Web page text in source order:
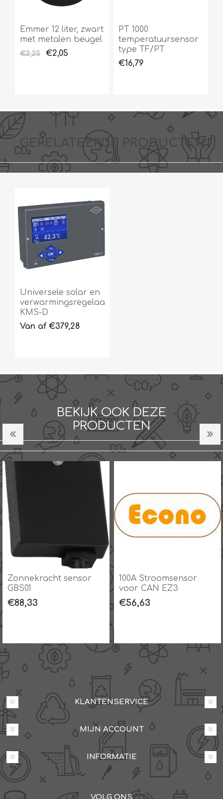
Emmer 12 liter, zwart
met metalen beugel
€2,25 €2,05
PT 1000
temperatuursensor
type TF/PT
€16,79
GERELATEERDE PRODUCTEN
Universele solar en
verwarmingsregelaar
KMS-D
Van af €379,28
BEKIJK OOK DEZE
PRODUCTEN
100A Stroomsensor
voor CAN EZ3
€56,63
50A Stroomsensor
voor CAN EZ3
€47,19
KLANTENSERVICE
MIJN ACCOUNT
INFORMATIE
VOLG ONS